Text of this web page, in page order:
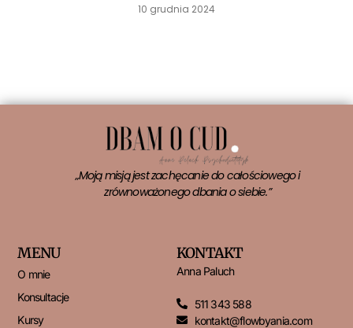
10 grudnia 2024
„Moją misją jest zachęcanie do całościowego i
zrównoważonego dbania o siebie.”
MENU
O mnie
Konsultacje
Kursy
KONTAKT
Anna Paluch
511 343 588
kontakt@flowbyania.com